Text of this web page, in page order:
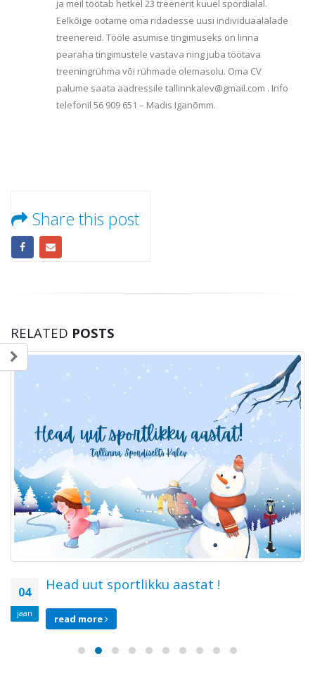
ja meil töötab hetkel 23 treenerit kuuel spordialal.
Eelkõige ootame oma ridadesse uusi individuaalalade
treenereid. Tööle asumise tingimuseks on linna
pearaha tingimustele vastava ning juba töötava
treeningrühma või rühmade olemasolu. Oma CV
palume saata aadressile tallinnkalev@gmail.com . Info
telefonil 56 909 651 – Madis Iganõmm.
Share this post
RELATED POSTS
04
jaan
Head uut sportlikku aastat !
read more